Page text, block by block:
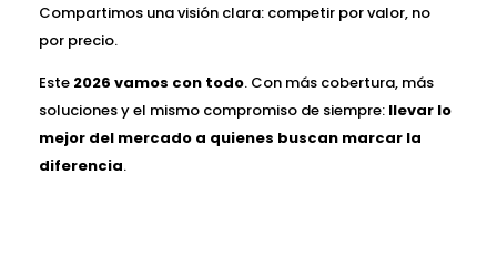
Compartimos una visión clara: competir por valor, no
por precio.
Este 2026 vamos con todo. Con más cobertura, más
soluciones y el mismo compromiso de siempre: llevar lo
mejor del mercado a quienes buscan marcar la
diferencia.